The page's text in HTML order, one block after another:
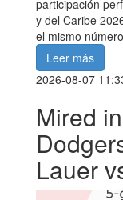
participación
y del Caribe
el mismo
Leer más
2026-08-07
Mired
Lauer